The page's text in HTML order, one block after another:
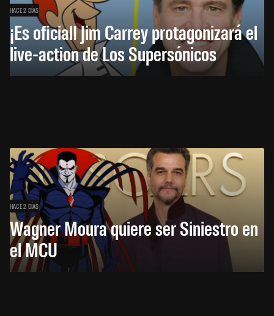
HACE 2 DÍAS
¡Es oficial! Jim Carrey protagonizará el
live-action de Los Supersónicos
HACE 2 DÍAS
Wagner Moura quiere ser Siniestro en
el MCU